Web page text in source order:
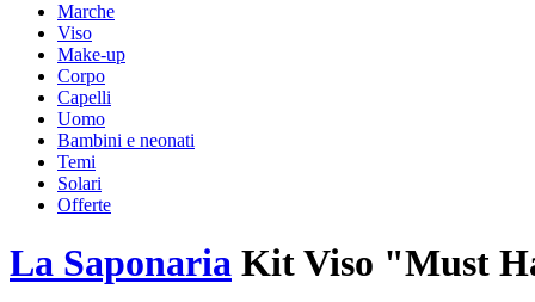
Marche
Viso
Make-up
Corpo
Capelli
Uomo
Bambini e neonati
Temi
Solari
Offerte
La Saponaria Kit Viso "Must